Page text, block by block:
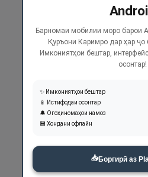
Барномаи мобилии моро барои
Қуръони Каримро дар ҳар
Имкониятҳои бештар,
осонтар!
✨ Имкониятҳои бештар
📱 Истифодаи осонтар
🔔 Огоҳиномаҳои намоз
💾 Хондани офлайн
📥Боргирӣ аз